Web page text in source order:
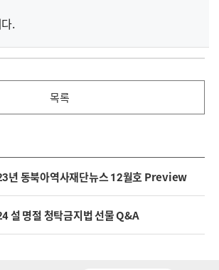
.
목록
년 동북아역사재단뉴스 12월호 Preview
설 명절 청탁금지법 선물 Q&A